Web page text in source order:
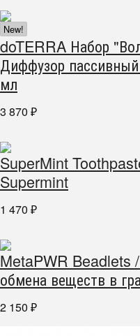
New!
doTERRA Набор
Диффузор
мл
3 870 ₽
SuperMint
Supermint
1 470 ₽
MetaPWR Beadlets
обмена веществ в
2 150 ₽